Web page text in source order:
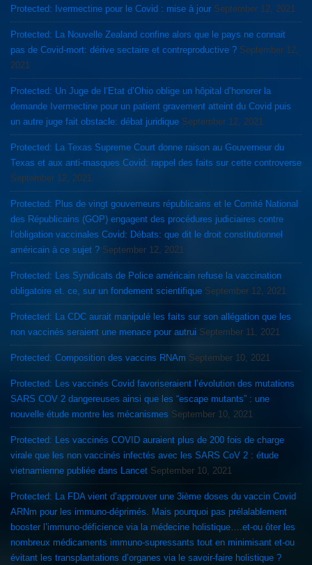
Protected: Ivermectine pour le Covid : mise à jour September 12, 2021
Protected: La Nouvelle Zealand confine alors que le pays ne connait
pas de Covid-mort: dérive sectaire et contreproductive ? September 12,
2021
Protected: Un Juge de l’Etat d’Ohio oblige un hôpital d’honorer la
demande Ivermectine pour un patient gravement atteint du Covid puis
un autre juge fait obstacle: débat juridique September 12, 2021
Protected: La Texas Supreme Court donne raison au Gouverneur du
Texas et aux anti-masques Covid: rappel des faits sur cette controverse
September 12, 2021
Protected: Plus de vingt gouverneurs républicains et le Comité National
des Républicains (GOP) engagent des procédures judiciaires contre
l’obligation vaccinales Covid: Débats: que dit le droit constitutionnel
américain à ce sujet ? September 12, 2021
Protected: Les Syndicats de Police américain refuse la vaccination
obligatoire et. ce, sur un fondement scientifique September 12, 2021
Protected: La CDC aurait manipulé les faits sur son allégation que les
non vaccinés seraient une menace pour autrui September 11, 2021
Protected: Composition des vaccins RNAm September 10, 2021
Protected: Les vaccinés Covid favoriseraient l’évolution des mutations
SARS COV 2 dangereuses ainsi que les “escape mutants” : une
nouvelle étude montre les mécanismes September 10, 2021
Protected: Les vaccinés COVID auraient plus de 200 fois de charge
virale que les non vaccinés infectés avec les SARS CoV 2 : étude
vietnamienne publiée dans Lancet September 10, 2021
Protected: La FDA vient d’approuver une 3ième doses du vaccin Covid
ARNm pour les immuno-déprimés. Mais pourquoi pas prélalablement
booster l’immuno-déficience via la médecine holistique….et-ou ôter les
nombreux médicaments immuno-supressants tout en minimisant et-ou
évitant les transplantations d’organes via le savoir-faire holistique ?